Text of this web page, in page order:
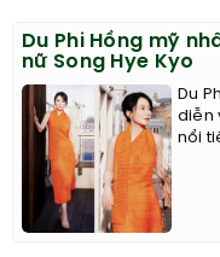
Du Phi Hồng mỹ
nữ Song Hye Kyo
Du
diễn
nổi